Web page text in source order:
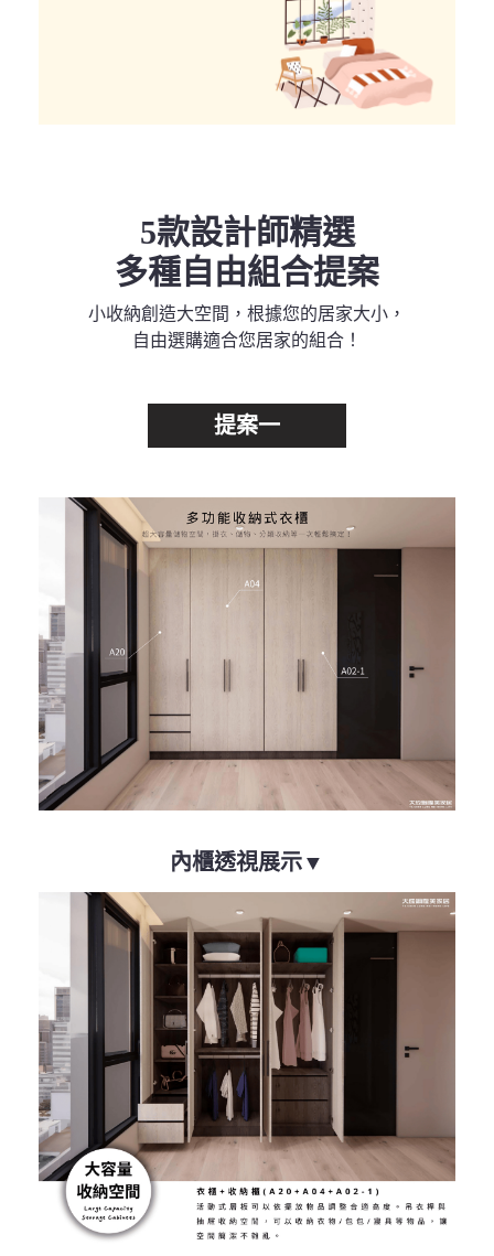
5款設計師精選
多種自由組合提案
小收納創造大空間，根據您的居家大小，
自由選購適合您居家的組合！
提案一
內櫃透視展示▼